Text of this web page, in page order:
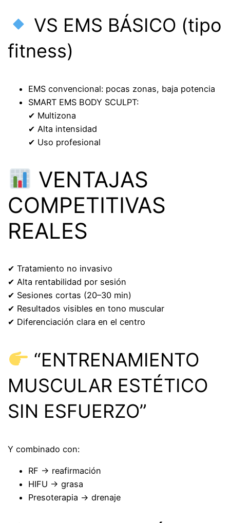
VS EMS BÁSICO (tipo
fitness)
EMS convencional: pocas zonas, baja potencia
SMART EMS BODY SCULPT:
✔ Multizona
✔ Alta intensidad
✔ Uso profesional
VENTAJAS
COMPETITIVAS
REALES
✔ Tratamiento no invasivo
✔ Alta rentabilidad por sesión
✔ Sesiones cortas (20–30 min)
✔ Resultados visibles en tono muscular
✔ Diferenciación clara en el centro
“ENTRENAMIENTO
MUSCULAR ESTÉTICO
SIN ESFUERZO”
Y combinado con:
RF → reafirmación
HIFU → grasa
Presoterapia → drenaje